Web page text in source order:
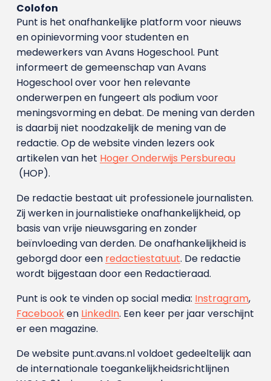
Colofon
Punt is het onafhankelijke platform voor nieuws
en opinievorming voor studenten en
medewerkers van Avans Hoge­school. Punt
informeert de gemeenschap van Avans
Hogeschool over voor hen relevante
onderwerpen en fungeert als podium voor
meningsvorming en debat. De mening van derden
is daarbij niet noodzakelijk de mening van de
redactie. Op de website vinden lezers ook
artikelen van het Hoger Onderwijs Persbureau
(HOP).
De redactie bestaat uit professionele journalisten.
Zij werken in journalistieke onafhankelijkheid, op
basis van vrije nieuwsgaring en zonder
beïnvloeding van derden. De onafhankelijkheid is
geborgd door een redactiestatuut. De redactie
wordt bijgestaan door een Redactieraad.
Punt is ook te vinden op social media: Instragram,
Facebooken LinkedIn. Een keer per jaar verschijnt
er een magazine.
De website punt.avans.nl voldoet gedeeltelijk aan
de internationale toegankelijkheidsrichtlijnen